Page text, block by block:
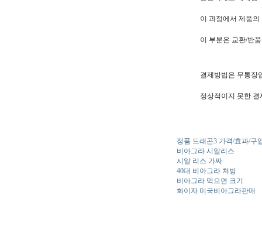
이 과정에서 제품
이 부분은 교환/반
결제방법은 무통장
정상적이지 못한
정품 드래곤3 가격/효과/구
비아그라 시알리스
시알 리스 가짜
40대 비아그라 처방
비아그라 먹으면 크기
화이자 미국비아그라판매